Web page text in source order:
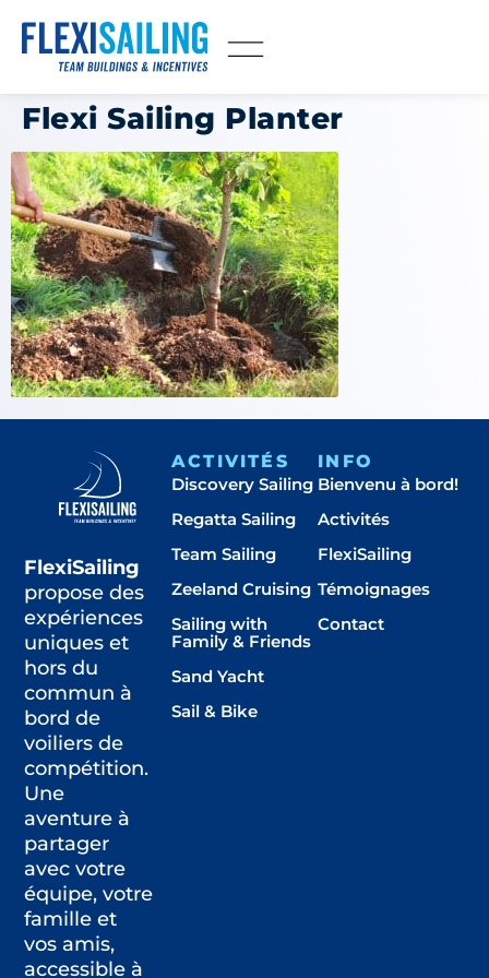
Flexi Sailing Planter
FlexiSailing
propose des
expériences
uniques et
hors du
commun à
bord de
voiliers de
compétition.
Une
aventure à
partager
avec votre
équipe, votre
famille et
vos amis,
accessible à
ACTIVITÉS
Discovery Sailing
Regatta Sailing
Team Sailing
Zeeland Cruising
Sailing with
Family & Friends
Sand Yacht
Sail & Bike
INFO
Bienvenu à bord!
Activités
FlexiSailing
Témoignages
Contact